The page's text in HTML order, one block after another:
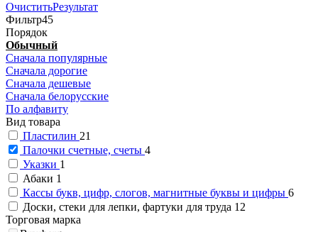
ОчиститьРезультат
Фильтр45
Порядок
Обычный
Сначала популярные
Сначала дорогие
Сначала дешевые
Сначала белорусские
По алфавиту
Вид товара
Пластилин 21
Палочки счетные, счеты 4
Указки 1
Абаки 1
Кассы букв, цифр, слогов, магнитные буквы и цифры 6
Доски, стеки для лепки, фартуки для труда 12
Торговая марка